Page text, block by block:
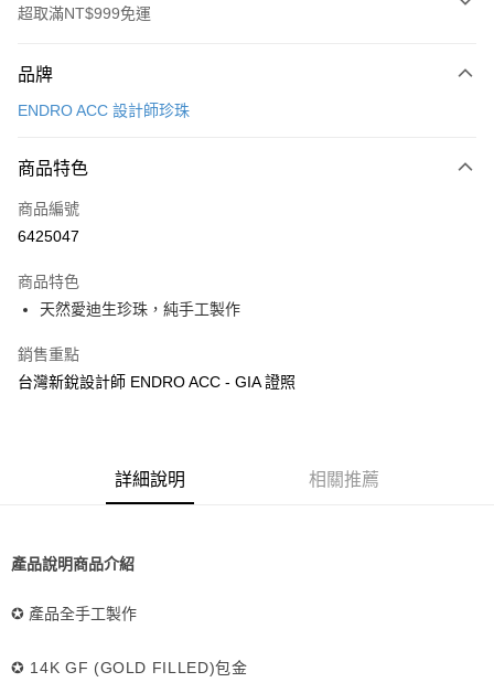
超取滿NT$999免運
信用卡一次付款
3 期 0 利率 每期
合作金庫商業銀行
上海商業儲蓄銀行
臺灣中小企業銀行
匯豐（台灣）商業銀行
元大商業銀行
玉山商業銀行
星展（台灣）商業銀行
超商取貨付款
LINE Pay
Apple Pay
每筆NT$85，滿NT$999(含以上)免運費
每筆NT$85，滿NT$999(含以上)免運費
7-11取貨付款
品牌
ENDRO ACC 設計師珍珠
商品特色
商品編號
6425047
商品特色
天然愛迪生珍珠，純手工製作
銷售重點
台灣新銳設計師 ENDRO ACC - GIA 證照
詳細說明 相關推薦
產品說明商品介紹
✪ 產品全手工製作
✪ 14K GF (GOLD FILLED)包金